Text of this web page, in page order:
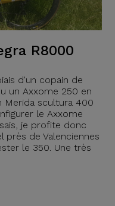
R8000
d'un copain de
un Axxome 250 en
Merida scultura 400
le Axxome
je profite donc
de Valenciennes
le 350. Une très